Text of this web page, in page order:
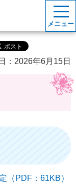
メニュー
：2026年6月15日
（PDF：61KB）